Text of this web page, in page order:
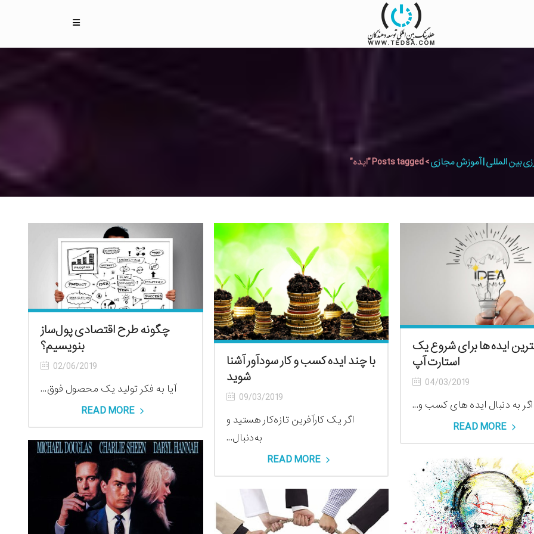
بین المللی | آموزش مجازی>Posts tagged "ایده"
چگونه طرح اقتصادی پول‌ساز
بنویسیم؟
02/06/2019
آیا به فکر تولید یک محصول فوق...
READ MORE
با چند ایده کسب و کار سودآور آشنا
شوید
09/03/2019
اگر یک کارآفرین تازه‌کار هستید و
به‌دنبال...
READ MORE
ایده ها برای شروع یک
استارت آپ
04/03/2019
اگر به دنبال ایده های کسب و...
READ MORE